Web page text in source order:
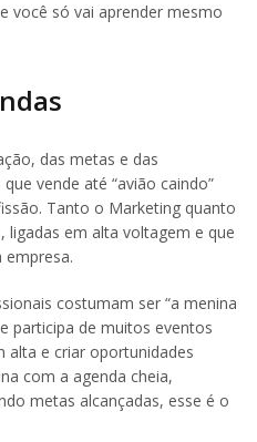
você só vai aprender mesmo
das metas e das
vende até “avião caindo”
Tanto o Marketing quanto
ligadas em alta voltagem e que
empresa.
costumam ser “a menina
participa de muitos eventos
alta e criar oportunidades
com a agenda cheia,
metas alcançadas, esse é o